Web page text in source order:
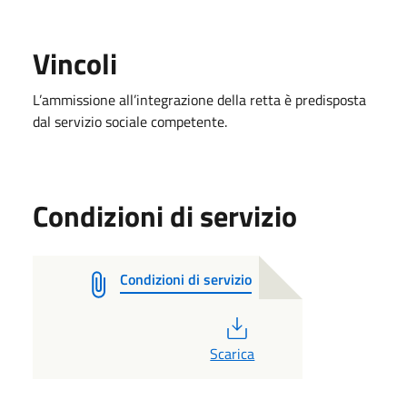
Vincoli
L’ammissione all’integrazione della retta è predisposta
dal servizio sociale competente.
Condizioni di servizio
Condizioni di servizio
Scarica